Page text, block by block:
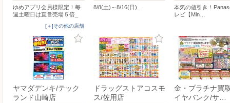
ゆめアプリ会員様限定！毎
週土曜日は直営売場５倍_
[＋]その他の店舗
8/8(土)～8/16(日)_
本気の値引き！
レビ【Min…
ヤマダデンキ/テック
ランド山崎店
ドラッグストアコスモ
ス/佐用店
金・プラチナ買
イヤバンク/サ…